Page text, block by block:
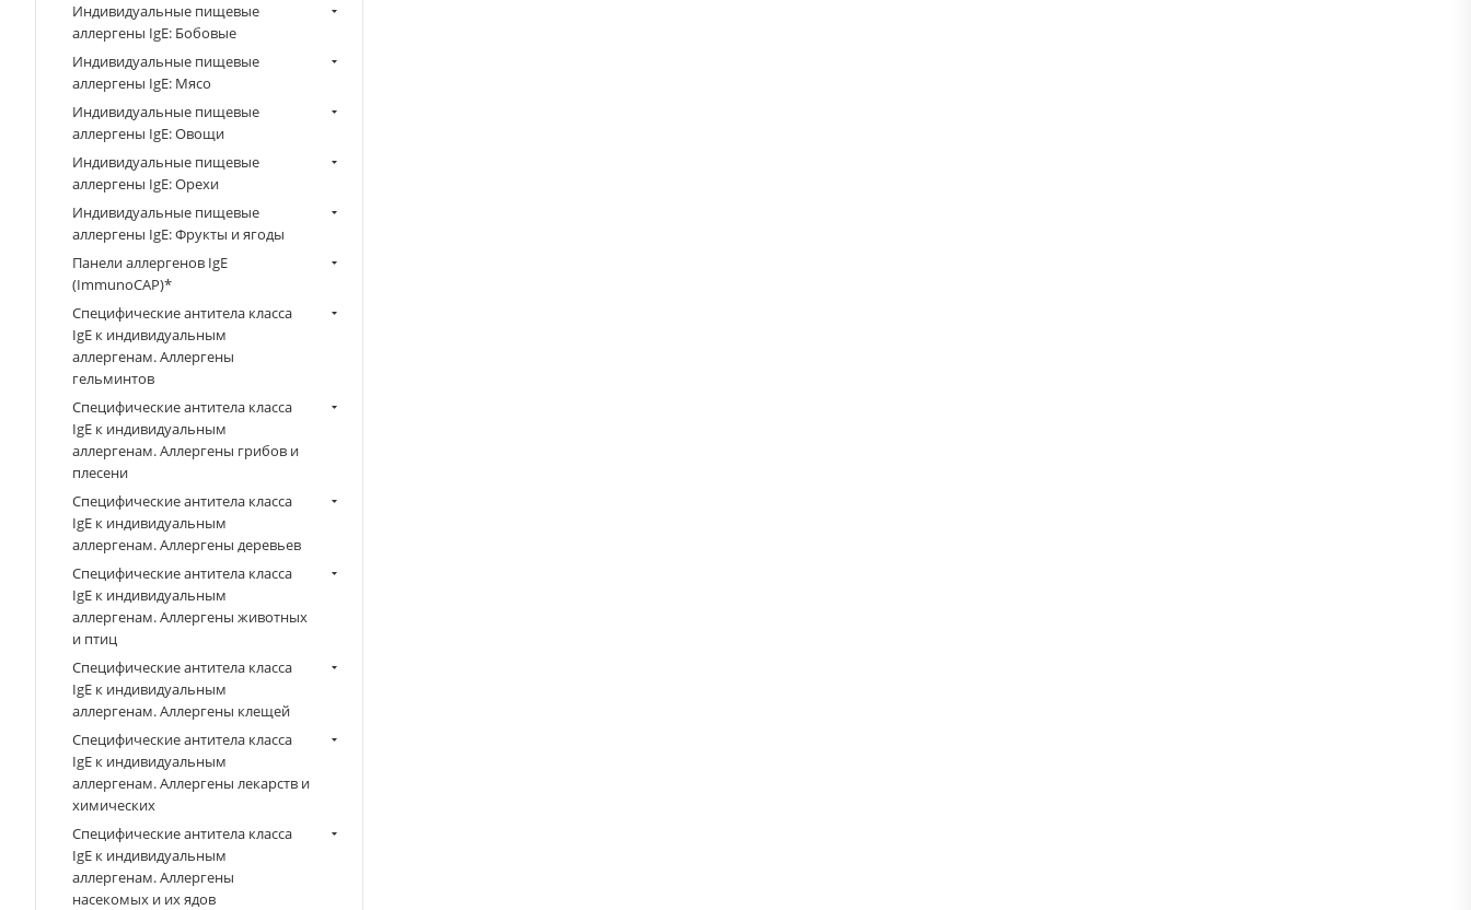
Индивидуальные пищевые
аллергены IgE: Бобовые
Индивидуальные пищевые
аллергены IgE: Мясо
Индивидуальные пищевые
аллергены IgE: Овощи
Индивидуальные пищевые
аллергены IgE: Орехи
Индивидуальные пищевые
аллергены IgE: Фрукты и ягоды
Панели аллергенов IgE
(ImmunoCAP)*
Специфические антитела класса
IgE к индивидуальным
аллергенам. Аллергены
гельминтов
Специфические антитела класса
IgE к индивидуальным
аллергенам. Аллергены грибов и
плесени
Специфические антитела класса
IgE к индивидуальным
аллергенам. Аллергены деревьев
Специфические антитела класса
IgE к индивидуальным
аллергенам. Аллергены животных
и птиц
Специфические антитела класса
IgE к индивидуальным
аллергенам. Аллергены клещей
Специфические антитела класса
IgE к индивидуальным
аллергенам. Аллергены лекарств и
химических
Специфические антитела класса
IgE к индивидуальным
аллергенам. Аллергены
насекомых и их ядов